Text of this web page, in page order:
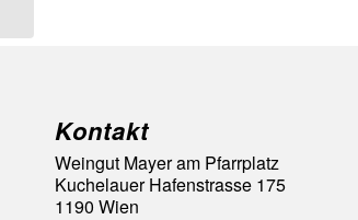
Kontakt
Weingut Mayer am Pfarrplatz
Kuchelauer Hafenstrasse 175
1190 Wien